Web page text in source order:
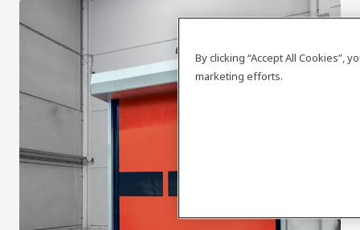
By clicking “Accept All Cookies”,
marketing efforts.